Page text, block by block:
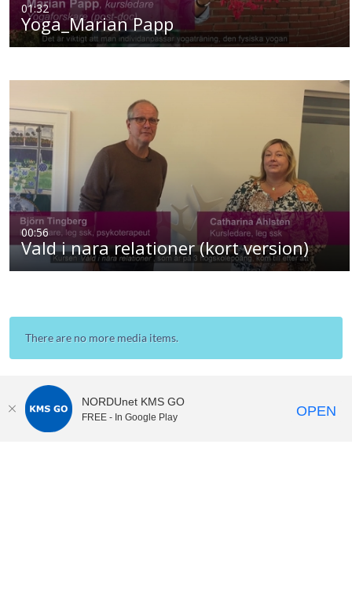
01:32
Yoga_Marian Papp
00:56
Vald i nara relationer (kort version)
There are no more media items.
NORDUnet KMS GO
FREE - In Google Play OPEN